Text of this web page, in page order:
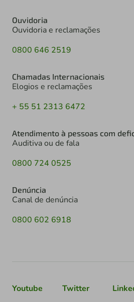
Ouvidoria
Ouvidoria e reclamações
0800 646 2519
Chamadas Internacionais
Elogios e reclamações
+ 55 51 2313 6472
Atendimento à pessoas com
Auditiva ou de fala
0800 724 0525
Denúncia
Canal de denúncia
0800 602 6918
Youtube Twitter